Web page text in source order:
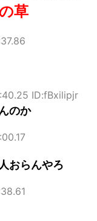
草
ID:fBxilipjr
のか
おらんやろ